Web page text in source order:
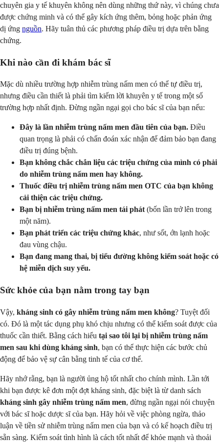
chuyên gia y tế khuyên không nên dùng những thứ này, vì chúng chưa
được chứng minh và có thể gây kích ứng thêm, bỏng hoặc phản ứng
dị ứng nguồn. Hãy tuân thủ các phương pháp điều trị dựa trên bằng
chứng.
Khi nào cần đi khám bác sĩ
Mặc dù nhiều trường hợp nhiễm trùng nấm men có thể tự điều trị,
nhưng điều cần thiết là phải tìm kiếm lời khuyên y tế trong một số
trường hợp nhất định. Đừng ngần ngại gọi cho bác sĩ của bạn nếu:
Đây là lần nhiễm trùng nấm men đầu tiên của bạn. Điều
quan trọng là phải có chẩn đoán xác nhận để đảm bảo bạn đang
điều trị đúng bệnh.
Bạn không chắc chắn liệu các triệu chứng của mình có phải
do nhiễm trùng nấm men hay không.
Thuốc điều trị nhiễm trùng nấm men OTC của bạn không
cải thiện các triệu chứng.
Bạn bị nhiễm trùng nấm men tái phát (bốn lần trở lên trong
một năm).
Bạn phát triển các triệu chứng khác, như sốt, ớn lạnh hoặc
đau vùng chậu.
Bạn đang mang thai, bị tiểu đường không kiểm soát hoặc có
hệ miễn dịch suy yếu.
Sức khỏe của bạn nằm trong tay bạn
Vậy, kháng sinh có gây nhiễm trùng nấm men không? Tuyệt đối
có. Đó là một tác dụng phụ khó chịu nhưng có thể kiểm soát được của
thuốc cần thiết. Bằng cách hiểu tại sao tôi lại bị nhiễm trùng nấm
men sau khi dùng kháng sinh, bạn có thể thực hiện các bước chủ
động để bảo vệ sự cân bằng tinh tế của cơ thể.
Hãy nhớ rằng, bạn là người ủng hộ tốt nhất cho chính mình. Lần tới
khi bạn được kê đơn một đợt kháng sinh, đặc biệt là từ danh sách
kháng sinh gây nhiễm trùng nấm men, đừng ngần ngại nói chuyện
với bác sĩ hoặc dược sĩ của bạn. Hãy hỏi về việc phòng ngừa, thảo
luận về tiền sử nhiễm trùng nấm men của bạn và có kế hoạch điều trị
sẵn sàng. Kiểm soát tình hình là cách tốt nhất để khỏe mạnh và thoải